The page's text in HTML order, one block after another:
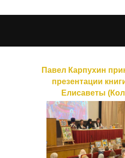
Павел Карпухин
презентации
Елисаветы